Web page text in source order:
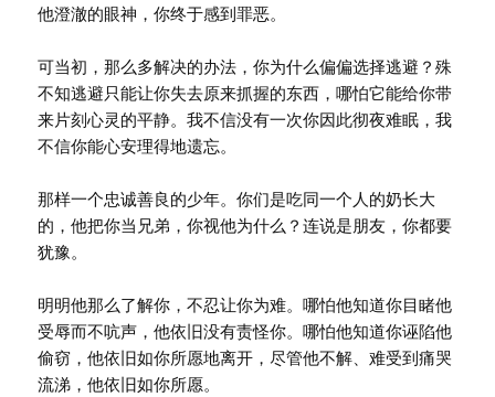
他澄澈的眼神，你终于感到罪恶。
可当初，那么多解决的办法，你为什么偏偏选择逃避？殊
不知逃避只能让你失去原来抓握的东西，哪怕它能给你带
来片刻心灵的平静。我不信没有一次你因此彻夜难眠，我
不信你能心安理得地遗忘。
那样一个忠诚善良的少年。你们是吃同一个人的奶长大
的，他把你当兄弟，你视他为什么？连说是朋友，你都要
犹豫。
明明他那么了解你，不忍让你为难。哪怕他知道你目睹他
受辱而不吭声，他依旧没有责怪你。哪怕他知道你诬陷他
偷窃，他依旧如你所愿地离开，尽管他不解、难受到痛哭
流涕，他依旧如你所愿。